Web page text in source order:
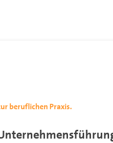
beruflichen Praxis.